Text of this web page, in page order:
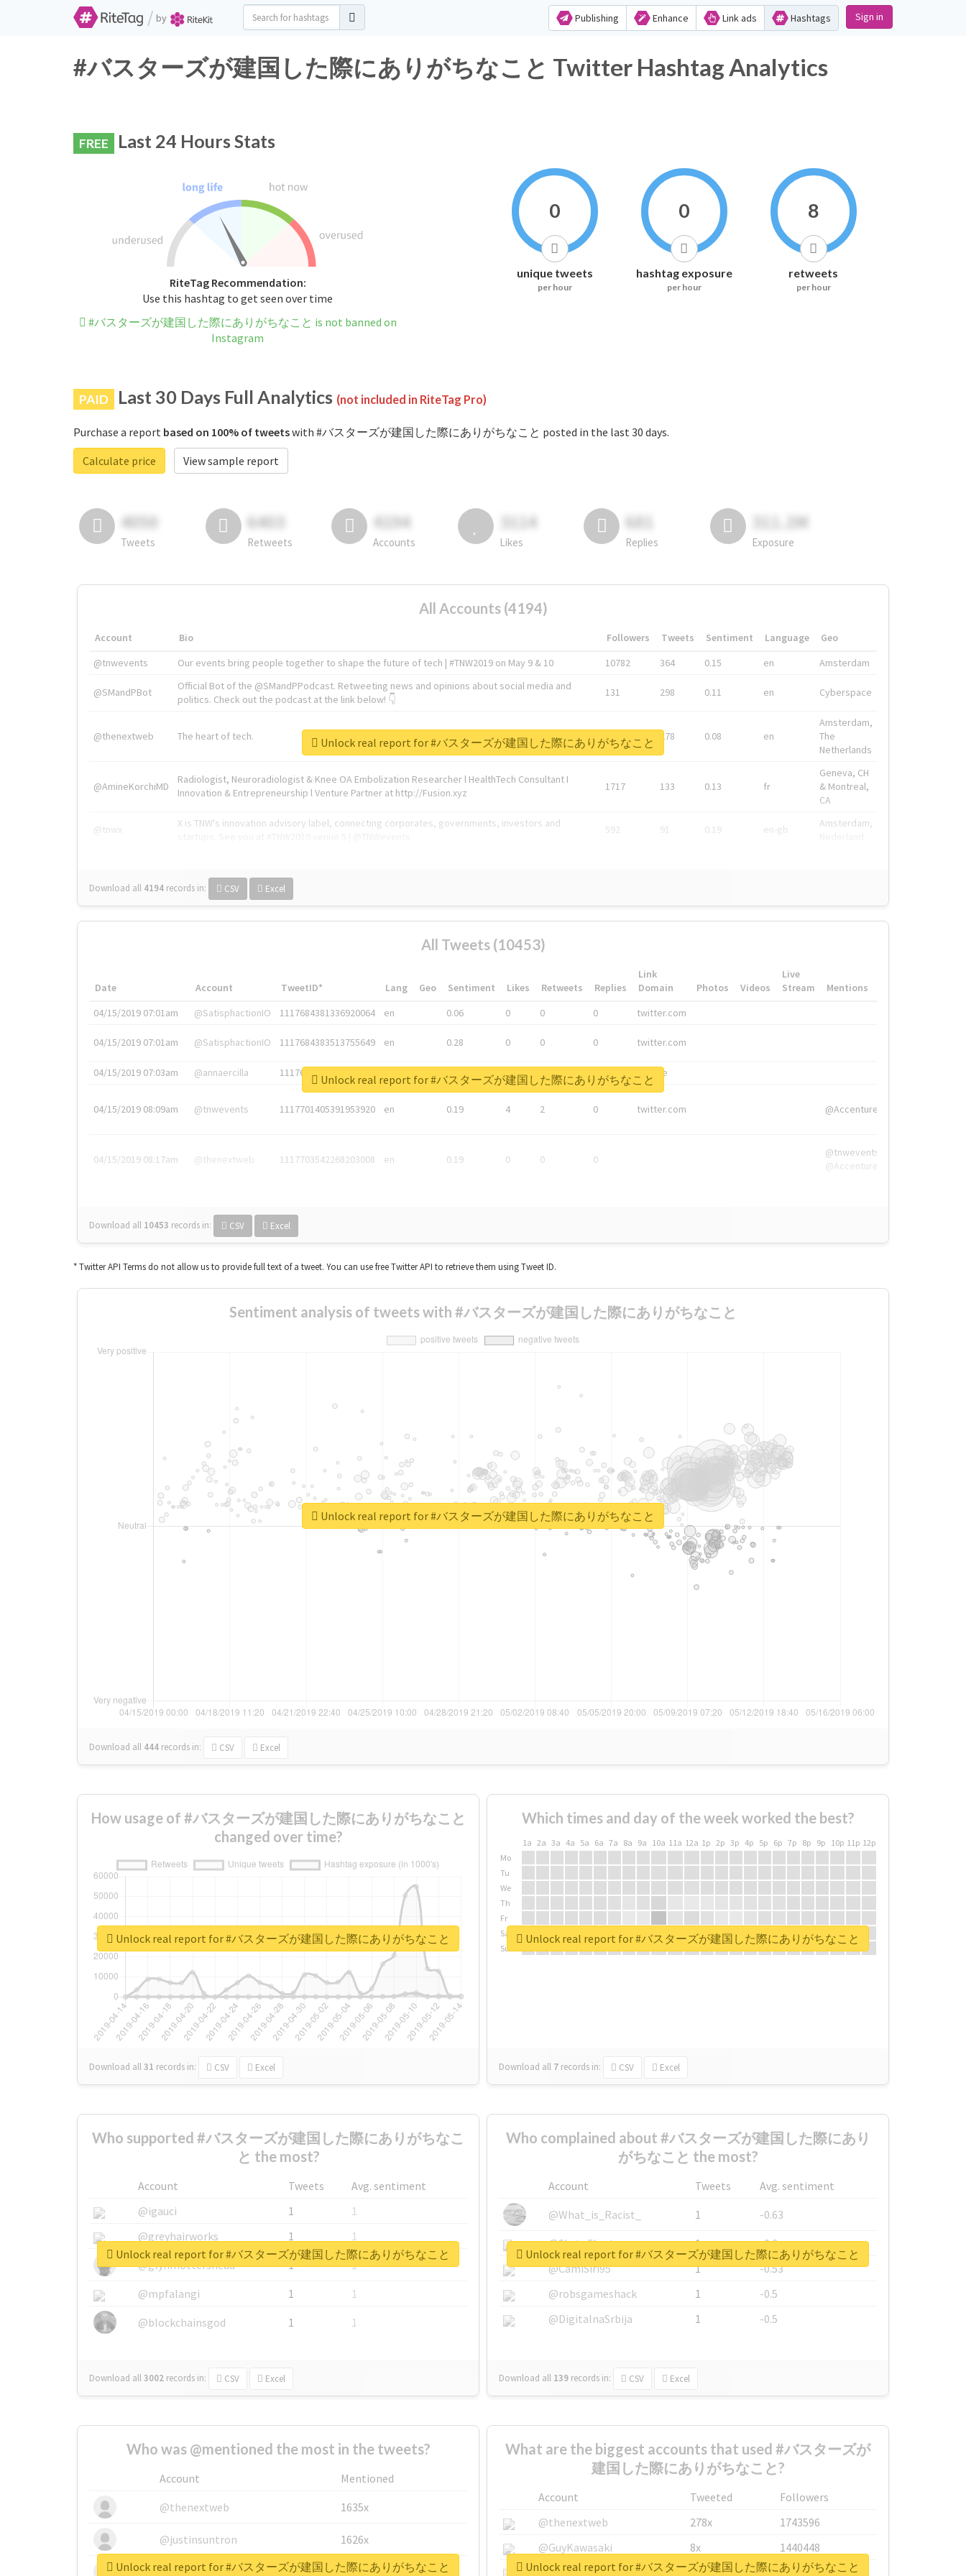
/ by Publishing Enhance Link ads Hashtags Sign in
#バスターズが建国した際にありがちなこと Twitter Hashtag Analytics
FREE Last 24 Hours Stats
RiteTag Recommendation:
Use this hashtag to get seen over time
#バスターズが建国した際にありがちなこと is not banned on
Instagram
0
unique tweets
per hour
0
hashtag exposure
per hour
8
retweets
per hour
PAID Last 30 Days Full Analytics (not included in RiteTag Pro)
Purchase a report based on 100% of tweetswith #バスターズが建国した際にありがちなこと posted in the last 30 days.
Calculate price
View sample report
4050
Tweets
6403
Retweets
4194
Accounts
3114
Likes
681
Replies
311.2M
Exposure
All Accounts (4194)
Account Bio Followers Tweets Sentiment Language
Geo
@tnwevents
Our events bring people together to shape the future of tech | #TNW2019 on May 9 & 10 10782 364 0.15 en Amsterdam
@SMandPBot
Official Bot of the @SMandPPodcast. Retweeting news and opinions about social media and
politics. Check out the podcast at the link below! 👇
131 298 0.11 en Cyberspace
@thenextweb The heart of tech. 1743596 278 0.08 en
Amsterdam,
The
Netherlands
@AmineKorchiMD
Radiologist, Neuroradiologist & Knee OA Embolization Researcher l HealthTech Consultant I
Innovation & Entrepreneurship l Venture Partner at http://Fusion.xyz
1717 133 0.13 fr
Geneva, CH
& Montreal,
CA
@tnwx
X is TNW's innovation advisory label, connecting corporates, governments, investors and
592 91 0.19 en-gb
Amsterdam,
Download all 4194 records in: CSV Excel
Unlock real report for #バスターズが建国した際にありがちなこと
All Tweets (10453)
Date Account TweetID* Lang Geo Sentiment Likes Retweets Replies
Link
Domain
Photos Videos
Live
Stream
Mentions
04/15/2019 07:01am
@SatisphactionIO 1117684381336920064 en 0.06 0 0 0 twitter.com
04/15/2019 07:01am @SatisphactionIO 1117684383513755649 en 0.28 0 0 0 twitter.com
04/15/2019 07:03am @annaercilla 1117684805876027392 0.06 0 0 0 tnw.me
04/15/2019 08:09am @tnwevents 1117701405391953920 en 0.19 4 2 0 twitter.com @Accenture
04/15/2019 08:17am @thenextweb 1117703542268203008 en 0.19 0 0 0
@tnwevents,
@Accenture
Download all 10453 records in: CSV Excel
Unlock real report for #バスターズが建国した際にありがちなこと
* Twitter API Terms do not allow us to provide full text of a tweet. You can use free Twitter API to retrieve them using Tweet ID.
Sentiment analysis of tweets with #バスターズが建国した際にありがちなこと
Download all 444 records in: CSV Excel
Unlock real report for #バスターズが建国した際にありがちなこと
How usage of #バスターズが建国した際にありがちなこと
changed over time?
Download all31 records in: CSV Excel
Unlock real report for #バスターズが建国した際にありがちなこと
Which times and day of the week worked the best?
1a 2a 3a 4a 5a 6a 7a 8a 9a 10a 11a 12a 1p 2p 3p 4p 5p 6p 7p 8p 9p 10p 11p 12p
Mo
Tu
We
Th
Fr
Sa
Su
Download all 7 records in: CSV Excel
Unlock real report for #バスターズが建国した際にありがちなこと
Who supported #バスターズが建国した際にありがちなこ
と the most?
Account Tweets
Avg. sentiment
@igauci
1
1
@greyhairworks
1
1
@glynmottershead
1
1
@mpfalangi
1
1
@blockchainsgod
1 1
Download all3002 records in: CSV Excel
Unlock real report for #バスターズが建国した際にありがちなこと
Who complained about #バスターズが建国した際にあり
がちなこと the most?
Account Tweets
Avg. sentiment
@What_is_Racist_
1
-0.63
@SkateChart
1
-0.6
@CamiSiri95
1
-0.53
@robsgameshack
1
-0.5
@DigitalnaSrbija
1 -0.5
Download all 139 records in: CSV Excel
Unlock real report for #バスターズが建国した際にありがちなこと
Who was @mentioned the most in the tweets?
Account
Mentioned
@thenextweb
1635x
@justinsuntron 1626x
@tnwevents 662x
Unlock real report for #バスターズが建国した際にありがちなこと
What are the biggest accounts that used #バスターズが
建国した際にありがちなこと?
Account Tweeted
Followers
@thenextweb
278x
1743596
@GuyKawasaki
8x
1440448
@justinsuntron
6x 1123950
Unlock real report for #バスターズが建国した際にありがちなこと